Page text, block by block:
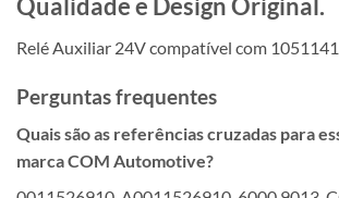
Relé Auxiliar 24V compatível com
Perguntas frequentes
Quais são as referências cruzadas para
marca COM Automotive?